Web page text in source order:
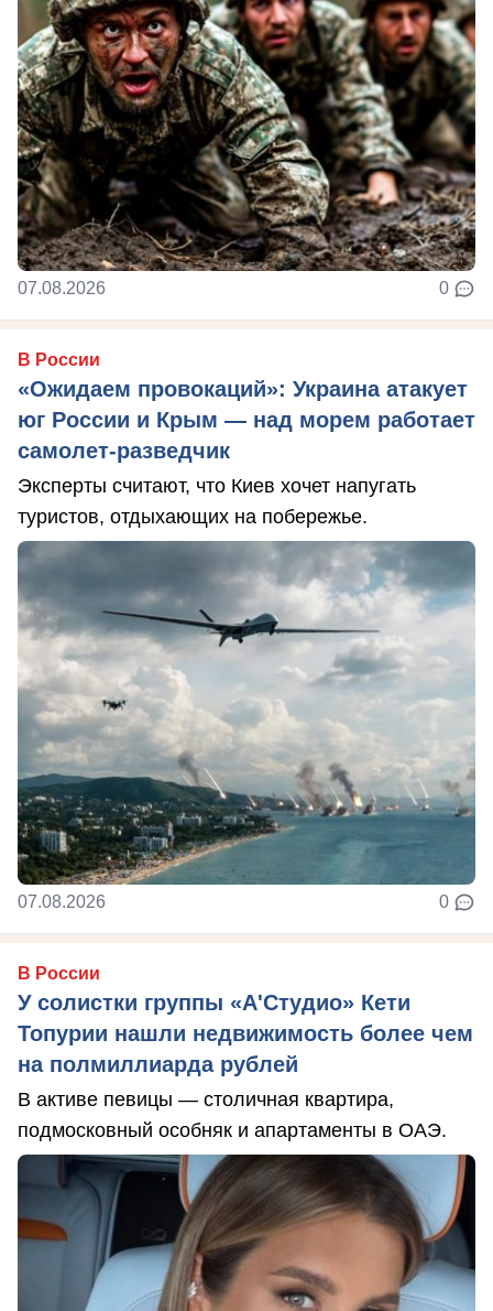
07.08.2026 0
В России
«Ожидаем провокаций»: Украина атакует
юг России и Крым — над морем работает
самолет-разведчик
Эксперты считают, что Киев хочет напугать
туристов, отдыхающих на побережье.
07.08.2026 0
В России
У солистки группы «А'Студио» Кети
Топурии нашли недвижимость более чем
на полмиллиарда рублей
В активе певицы — столичная квартира,
подмосковный особняк и апартаменты в ОАЭ.